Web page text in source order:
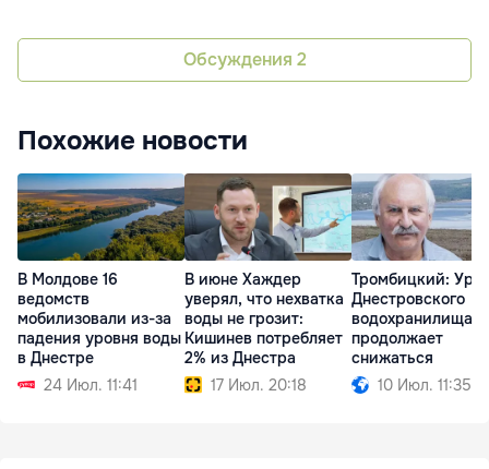
Обсуждения 2
Похожие новости
В Молдове 16
ведомств
мобилизовали из-за
падения уровня воды
в Днестре
24 Июл. 11:41
В июне Хаждер
уверял, что нехватка
воды не грозит:
Кишинев потребляет
2% из Днестра
17 Июл. 20:18
Тромбицкий:
Днестровского
водохранилища
продолжает
снижаться
10 Июл. 11:35